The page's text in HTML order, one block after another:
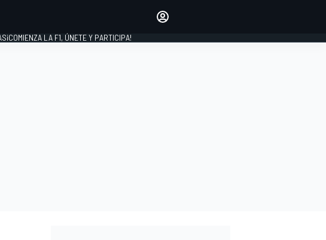
INICIAR SESIÓN
¡COMIENZA LA F1, ÚNETE Y PARTICIPA!